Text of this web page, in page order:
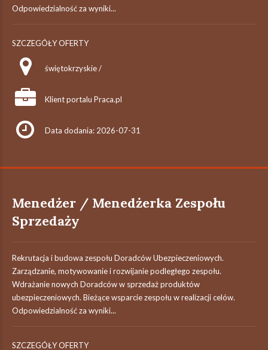
Odpowiedzialność za wyniki...
SZCZEGÓŁY OFERTY
świętokrzyskie /
Klient portalu Praca.pl
Data dodania: 2026-07-31
Menedżer / Menedżerka Zespołu
Sprzedaży
Rekrutacja i budowa zespołu Doradców Ubezpieczeniowych.
Zarządzanie, motywowanie i rozwijanie podległego zespołu.
Wdrażanie nowych Doradców w sprzedaż produktów
ubezpieczeniowych. Bieżące wsparcie zespołu w realizacji celów.
Odpowiedzialność za wyniki...
SZCZEGÓŁY OFERTY